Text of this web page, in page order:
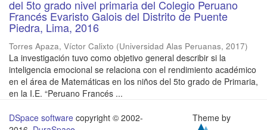
del 5to grado nivel primaria del Colegio Peruano
Francés Evaristo Galois del Distrito de Puente
Piedra, Lima, 2016
Torres Apaza, Víctor Calixto (Universidad Alas Peruanas, 2017)
La investigación tuvo como objetivo general describir si la
inteligencia emocional se relaciona con el rendimiento académico
en el área de Matemáticas en los niños del 5to grado de Primaria,
en la I.E. “Peruano Francés ...
DSpace software copyright © 2002-
Theme by